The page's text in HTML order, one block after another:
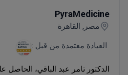
PyraMedicine
مصر, القاهرة
العيادة معتمدة من قبل :
الدكتور تامر عبد الباقي،